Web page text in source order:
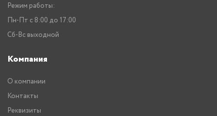
Режим работы:
Пн-Пт с 8:00 до 17:00
Сб-Вс выходной
Компания
О компании
Контакты
Реквизиты